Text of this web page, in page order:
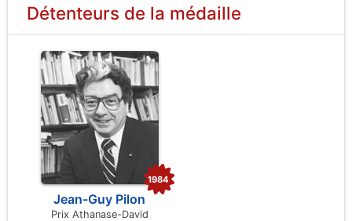
Détenteurs de la médaille
Jean-Guy Pilon
Prix Athanase-David
1984